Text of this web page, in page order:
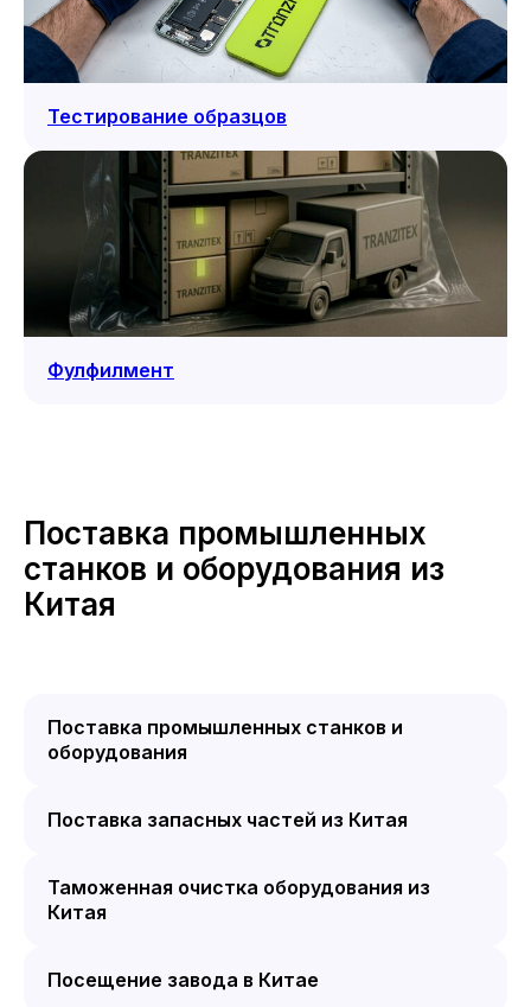
Тестирование образцов
Фулфилмент
Поставка промышленных
станков и оборудования из
Китая
Поставка промышленных станков и
оборудования
Поставка запасных частей из Китая
Таможенная очистка оборудования из
Китая
Посещение завода в Китае